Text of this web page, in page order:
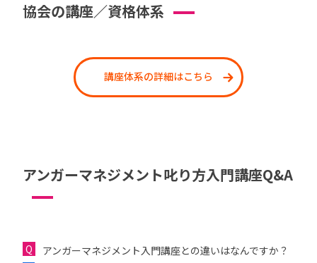
協会の講座／資格体系
講座体系の詳細はこちら
アンガーマネジメント叱り方入門講座Q&A
アンガーマネジメント入門講座との違いはなんですか？